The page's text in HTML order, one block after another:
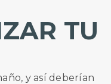
TU
y así deberían